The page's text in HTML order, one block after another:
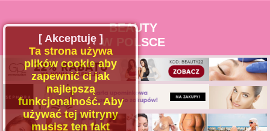
BEAUTY
W POLSCE
[ Akceptuję ]
Ta strona używa
plików cookie aby
zapewnić ci jak
najlepszą
funkcjonalność. Aby
używać tej witryny
musisz ten fakt